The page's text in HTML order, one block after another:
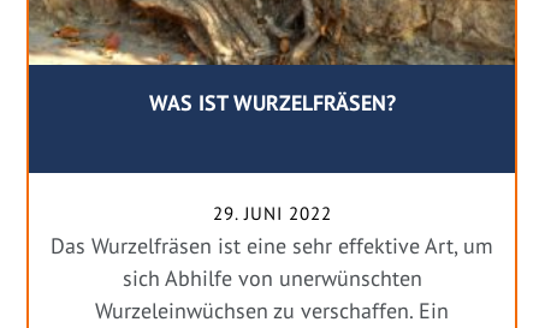
WAS IST WURZELFRÄSEN?
29. JUNI 2022
Das Wurzelfräsen ist eine sehr effektive Art, um
sich Abhilfe von unerwünschten
Wurzeleinwüchsen zu verschaffen. Ein